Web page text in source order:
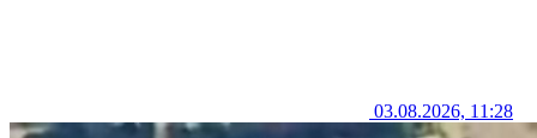
03.08.2026, 11:28